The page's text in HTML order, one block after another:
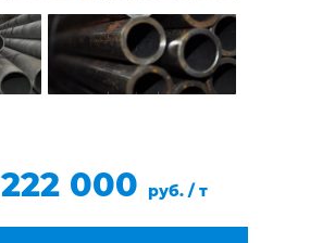
222 000 руб. / т